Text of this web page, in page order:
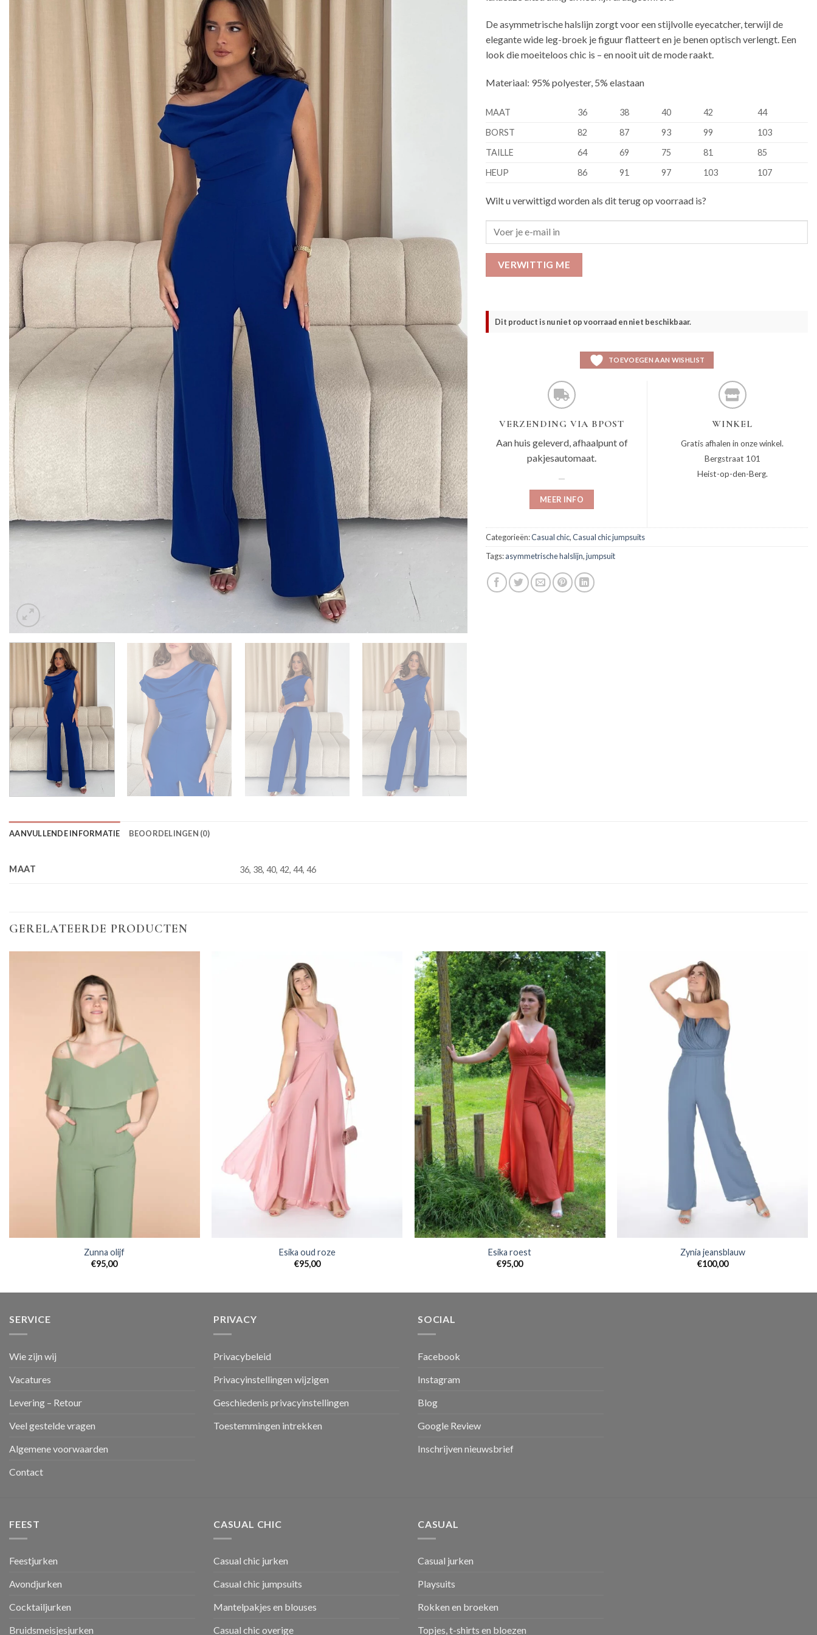
De asymmetrische halslijn zorgt voor een stijlvolle eyecatcher, terwijl de
elegante wide leg-broek je figuur flatteert en je benen optisch verlengt. Een
look die moeiteloos chic is – en nooit uit de mode raakt.
Materiaal: 95% polyester, 5% elastaan
MAAT 36 38 40 42
44
BORST
82 87 93 99
103
TAILLE
64 69 75 81
85
HEUP
86 91 97 103 107
Wilt u verwittigd worden als dit terug op voorraad is?
VERWITTIG ME
Dit product is nu niet op voorraad en niet beschikbaar.
TOEVOEGEN AAN WISHLIST
VERZENDING VIA BPOST
Aan huis geleverd, afhaalpunt of
pakjesautomaat.
MEER INFO
WINKEL
Gratis afhalen in onze winkel.
Bergstraat 101
Heist-op-den-Berg.
Categorieën:Casual chic,Casual chic jumpsuits
Tags:asymmetrische halslijn,jumpsuit
AANVULLENDE INFORMATIE BEOORDELINGEN (0)
MAAT 36, 38, 40, 42, 44, 46
GERELATEERDE PRODUCTEN
Zunna olijf
€95,00
Esika oud roze
€95,00
Esika roest
€95,00
Zynia jeansblauw
€100,00
SERVICE
Wie zijn wij
Vacatures
Levering – Retour
Veel gestelde vragen
Algemene voorwaarden
Contact
PRIVACY
Privacybeleid
Privacyinstellingen wijzigen
Geschiedenis privacyinstellingen
Toestemmingen intrekken
SOCIAL
Facebook
Instagram
Blog
Google Review
Inschrijven nieuwsbrief
FEEST
Feestjurken
Avondjurken
Cocktailjurken
Bruidsmeisjesjurken
CASUAL CHIC
Casual chic jurken
Casual chic jumpsuits
Mantelpakjes en blouses
Casual chic overige
CASUAL
Casual jurken
Playsuits
Rokken en broeken
Topjes, t-shirts en bloezen